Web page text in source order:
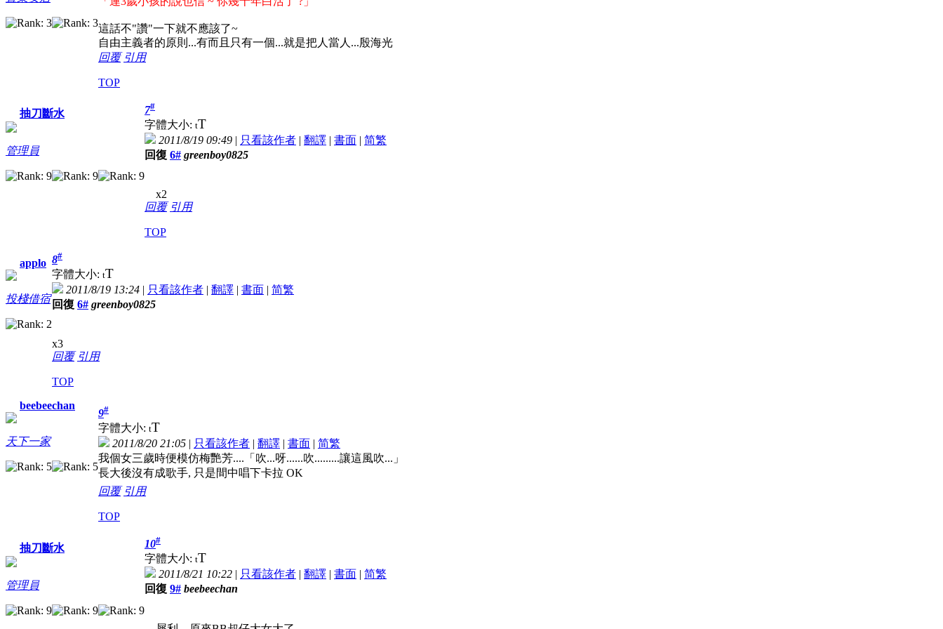
這話不"讚"一下就不應該了~
自由主義者的原則...有而且只有一個...就是把人當人...殷海光
回覆 引用
TOP
抽刀斷水
管理員
7#
字體大小: tT
2011/8/19 09:49 | 只看該作者 | 翻譯 | 書面 | 简繁
回復 6# greenboy0825
x2
回覆 引用
TOP
applo
投棧借宿
8#
字體大小: tT
2011/8/19 13:24 | 只看該作者 | 翻譯 | 書面 | 简繁
回復 6# greenboy0825
x3
回覆 引用
TOP
beebeechan
天下一家
9#
字體大小: tT
2011/8/20 21:05 | 只看該作者 | 翻譯 | 書面 | 简繁
我個女三歲時便模仿梅艷芳....「吹...呀......吹.........讓這風吹...」
長大後沒有成歌手, 只是間中唱下卡拉 OK
回覆 引用
TOP
抽刀斷水
管理員
10#
字體大小: tT
2011/8/21 10:22 | 只看該作者 | 翻譯 | 書面 | 简繁
回復 9# beebeechan